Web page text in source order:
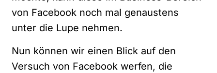
von Facebook noch mal genaustens
unter die Lupe nehmen.
Nun können wir einen Blick auf den
Versuch von Facebook werfen, die